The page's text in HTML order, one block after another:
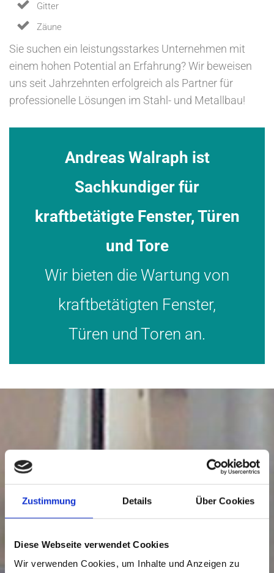
Zustimmung Details Über Cookies
Diese Webseite verwendet Cookies
Wir verwenden Cookies, um Inhalte und Anzeigen zu
Gitter
Zäune
Sie suchen ein leistungsstarkes Unternehmen mit
einem hohen Potential an Erfahrung? Wir beweisen
uns seit Jahrzehnten erfolgreich als Partner für
professionelle Lösungen im Stahl- und Metallbau!
Andreas Walraph ist
Sachkundiger für
kraftbetätigte Fenster, Türen
und Tore
Wir bieten die Wartung von
kraftbetätigten Fenster,
Türen und Toren an.
UNSERE LEISTUNGEN
Individuelle Lösungen und